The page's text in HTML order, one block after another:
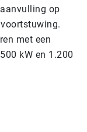
op
met een
kW en 1.200